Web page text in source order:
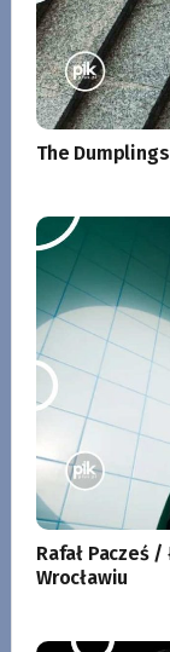
The
Rafał Pacześ
Wrocławiu